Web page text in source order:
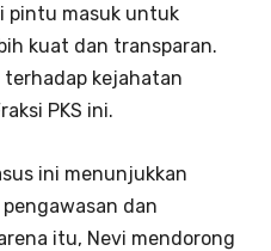
pintu masuk untuk
kuat dan transparan.
terhadap kejahatan
PKS ini.
ini menunjukkan
dan
itu, Nevi mendorong